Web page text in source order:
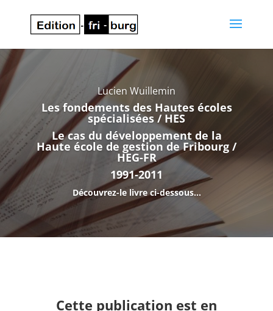
Lucien Wuillemin
Les fondements des Hautes écoles
spécialisées / HES
Le cas du développement de la
Haute école de gestion de Fribourg /
HEG-FR
1991-2011
Découvrez-le livre ci-dessous...
Cette publication est en